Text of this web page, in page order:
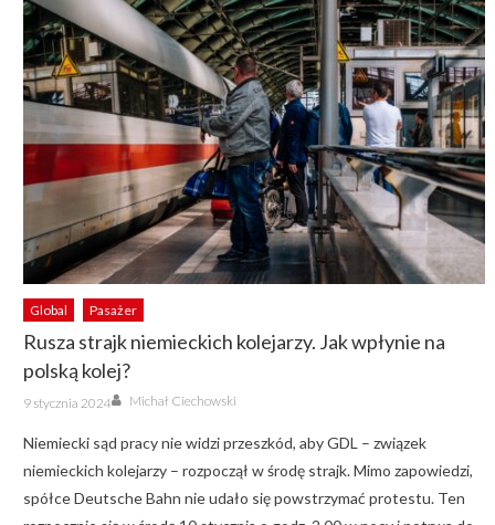
Global Pasażer
Rusza strajk niemieckich kolejarzy. Jak wpłynie na
polską kolej?
Posted
on
9 stycznia 2024 Author
Michał Ciechowski
Niemiecki sąd pracy nie widzi przeszkód, aby GDL – związek
niemieckich kolejarzy – rozpoczął w środę strajk. Mimo zapowiedzi,
spółce Deutsche Bahn nie udało się powstrzymać protestu. Ten